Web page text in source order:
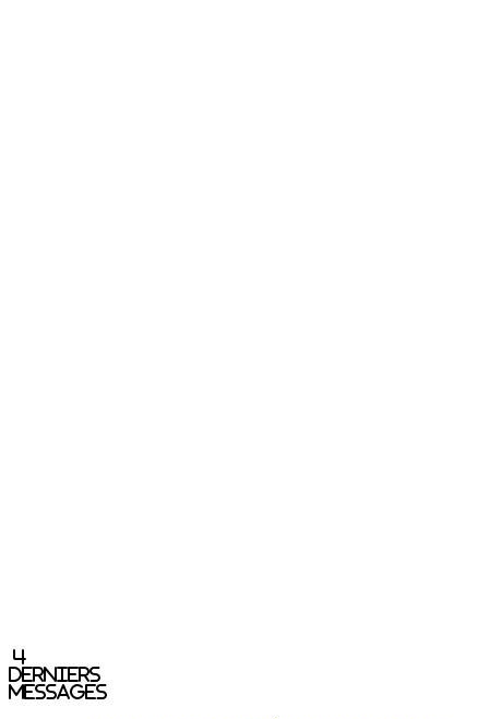
4
derniers
messages